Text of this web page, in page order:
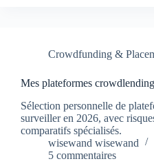
Crowdfunding &
Mes plateformes
Sélection personnelle de
surveiller en 2026, avec
comparatifs spécialisés.
wisewand wisewand
5 commentaires